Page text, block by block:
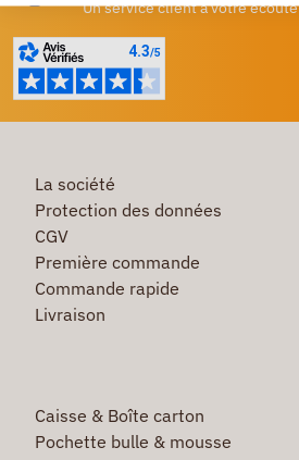
Un service client à votre écoute
La société
Protection des données
CGV
Première commande
Commande rapide
Livraison
Caisse & Boîte carton
Pochette bulle & mousse